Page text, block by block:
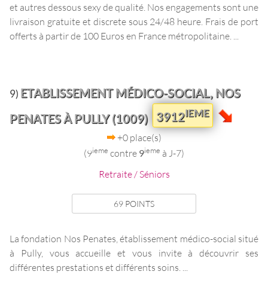
et autres dessous sexy de qualité. Nos engagements sont une
livraison gratuite et discrete sous 24/48 heure. Frais de port
offerts à partir de 100 Euros en France métropolitaine. ...
9) ETABLISSEMENT MÉDICO-SOCIAL, NOS
PENATES À PULLY (1009)
3912IEME
+0 place(s)
(9ieme contre 9ieme à J-7)
Retraite / Séniors
69 POINTS
La fondation Nos Penates, établissement médico-social situé
à Pully, vous accueille et vous invite à découvrir ses
différentes prestations et différents soins. ...